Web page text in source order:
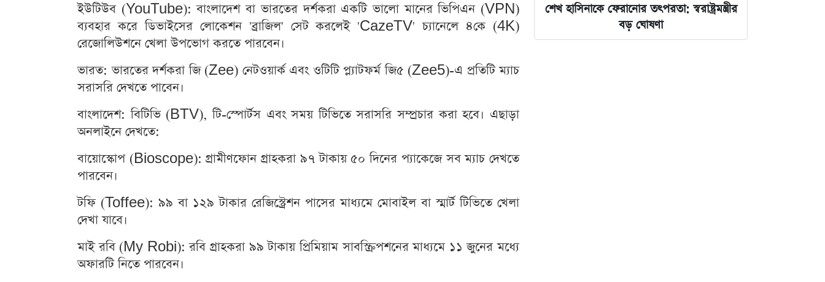
ইউটিউব (YouTube): বাংলাদেশ বা ভারতের দর্শকরা একটি ভালো মানের ভিপিএন (VPN)
ব্যবহার করে ডিভাইসের লোকেশন 'ব্রাজিল' সেট করলেই 'CazeTV' চ্যানেলে ৪কে (4K)
রেজোলিউশনে খেলা উপভোগ করতে পারবেন।
ভারত: ভারতের দর্শকরা জি (Zee) নেটওয়ার্ক এবং ওটিটি প্ল্যাটফর্ম জি৫ (Zee5)-এ প্রতিটি ম্যাচ
সরাসরি দেখতে পাবেন।
বাংলাদেশ: বিটিভি (BTV), টি-স্পোর্টস এবং সময় টিভিতে সরাসরি সম্প্রচার করা হবে। এছাড়া
অনলাইনে দেখতে:
বায়োস্কোপ (Bioscope): গ্রামীণফোন গ্রাহকরা ৯৭ টাকায় ৫০ দিনের প্যাকেজে সব ম্যাচ দেখতে
পারবেন।
টফি (Toffee): ৯৯ বা ১২৯ টাকার রেজিস্ট্রেশন পাসের মাধ্যমে মোবাইল বা স্মার্ট টিভিতে খেলা
দেখা যাবে।
মাই রবি (My Robi): রবি গ্রাহকরা ৯৯ টাকায় প্রিমিয়াম সাবস্ক্রিপশনের মাধ্যমে ১১ জুনের মধ্যে
অফারটি নিতে পারবেন।
শেখ হাসিনাকে ফেরানোর তৎপরতা: স্বরাষ্ট্রমন্ত্রীর
বড় ঘোষণা